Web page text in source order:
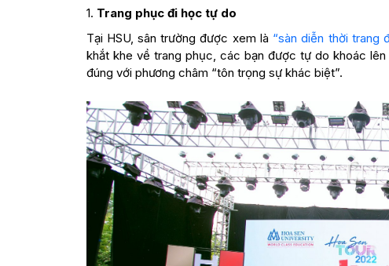
1. Trang phục đi học tự do
Tại HSU, sân trường được xem là “sàn diễn thời trang
khắt khe về trang phục, các bạn được tự do khoác
đúng với phương châm “tôn trọng sự khác biệt”.